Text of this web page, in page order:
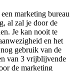
marketing bureau
al zal je door de
Je kan nooit te
en het
gebruik van de
van 3 vrijblijvende
de marketing